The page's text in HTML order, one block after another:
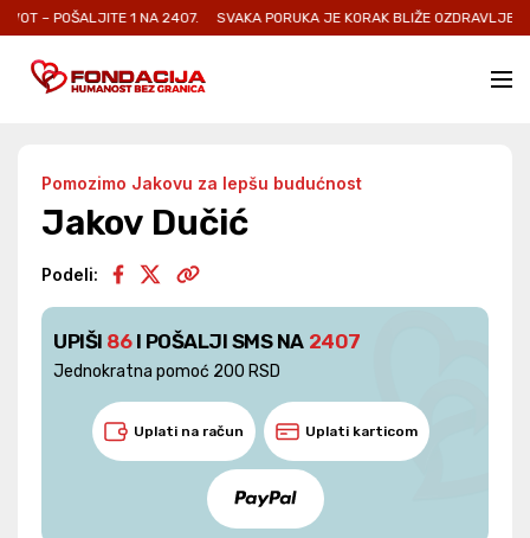
1 NA 2407. SVAKA PORUKA JE KORAK BLIŽE OZDRAVLJENJU I
Pomozimo Jakovu za lepšu budućnost
Jakov Dučić
Podeli:
UPIŠI 86I POŠALJI SMS NA 2407
Jednokratna pomoć 200 RSD
Uplati na račun Uplati karticom